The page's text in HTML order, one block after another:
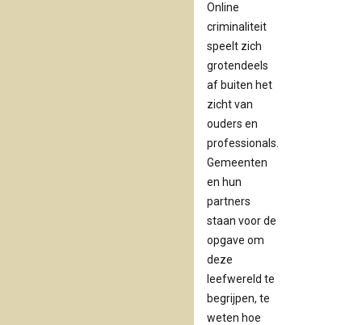
Online
criminaliteit
speelt zich
grotendeels
af buiten het
zicht van
ouders en
professionals.
Gemeenten
en hun
partners
staan voor de
opgave om
deze
leefwereld te
begrijpen, te
weten hoe
gemeenschappen zijn
belangrijk voor hun
identiteitsvorming en
sociale contacten.